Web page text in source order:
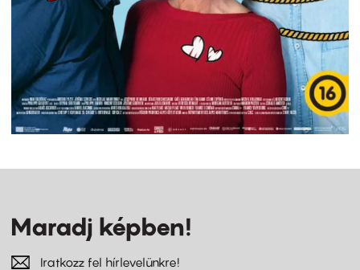
Maradj képben!
Iratkozz fel hírlevelünkre!